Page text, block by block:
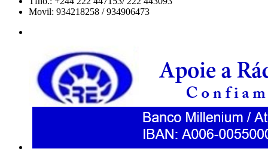
Movil: 934218258 / 934906473